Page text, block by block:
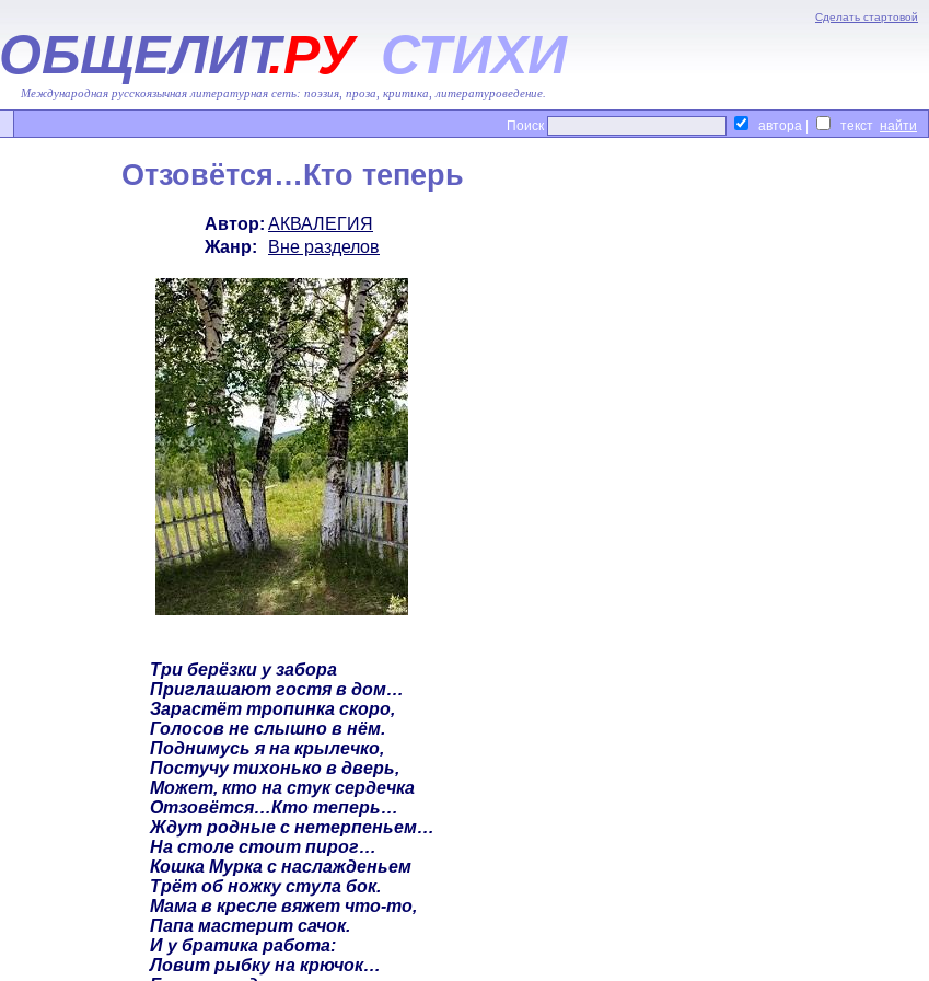
Сделать стартовой
ОБЩЕЛИТ.РУ СТИХИ
Международная русскоязычная литературная сеть: поэзия, проза, критика, литературоведение.
Поиск автора | текст
Отзовётся…Кто теперь
Автор: АКВАЛЕГИЯ
Жанр:
Вне разделов
Три берёзки у забора
Приглашают гостя в дом…
Зарастёт тропинка скоро,
Голосов не слышно в нём.
Поднимусь я на крылечко,
Постучу тихонько в дверь,
Может, кто на стук сердечка
Отзовётся…Кто теперь…
Ждут родные с нетерпеньем…
На столе стоит пирог…
Кошка Мурка с наслажденьем
Трёт об ножку стула бок.
Мама в кресле вяжет что-то,
Папа мастерит сачок.
И у братика работа:
Ловит рыбку на крючок…